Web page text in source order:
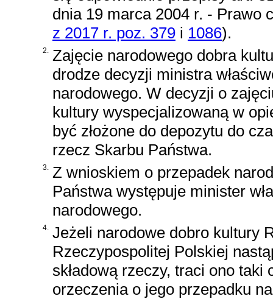
dnia 19 marca 2004 r. - Prawo
z 2017 r. poz. 379 i 1086).
2.
Zajęcie narodowego dobra
drodze decyzji ministra
narodowego. W decyzji o
kultury wyspecjalizowaną w
być złożone do depozytu do
rzecz Skarbu Państwa.
3.
Z wnioskiem o przepadek
Państwa występuje minister
narodowego.
4.
Jeżeli narodowe dobro kultury
Rzeczypospolitej Polskiej
składową rzeczy, traci ono
orzeczenia o jego przepadku